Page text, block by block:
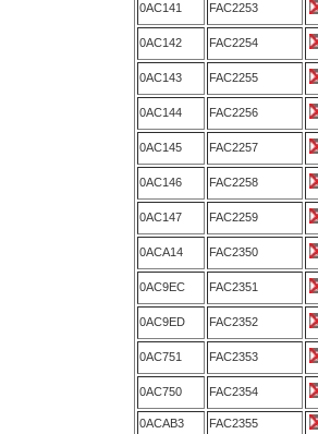
0AC141 FAC2253
0AC142 FAC2254
0AC143 FAC2255
0AC144 FAC2256
0AC145 FAC2257
0AC146 FAC2258
0AC147 FAC2259
0ACA14 FAC2350
0AC9EC FAC2351
0AC9ED FAC2352
0AC751 FAC2353
0AC750 FAC2354
0ACAB3 FAC2355